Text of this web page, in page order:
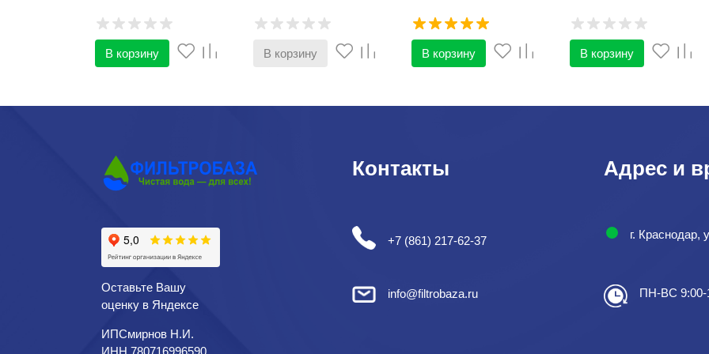
В корзину
Материал:
Полипропилен
атм:В корзину В корзину
промывке, %:
В корзину
Оставьте Вашу
оценку в Яндексе
ИПСмирнов Н.И.
ИНН 780716996590
Контакты
+7 (861) 217-62-37
info@filtrobaza.ru
Адрес и
г. Краснодар,
ПН-ВС 9:00-